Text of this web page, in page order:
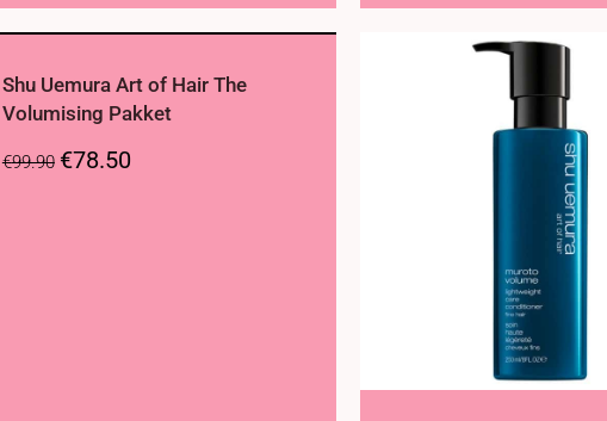
Shu Uemura Art of Hair The
Volumising Pakket
€99.90 €78.50